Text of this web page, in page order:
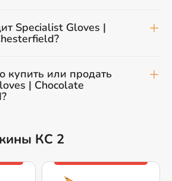
Specialist Gloves |
купить или продать
| Chocolate
КС 2